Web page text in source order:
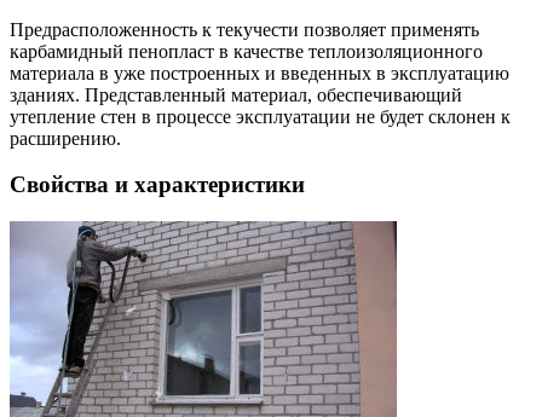
Предрасположенность к текучести позволяет применять
карбамидный пенопласт в качестве теплоизоляционного
материала в уже построенных и введенных в эксплуатацию
зданиях. Представленный материал, обеспечивающий
утепление стен в процессе эксплуатации не будет склонен к
расширению.
Свойства и характеристики